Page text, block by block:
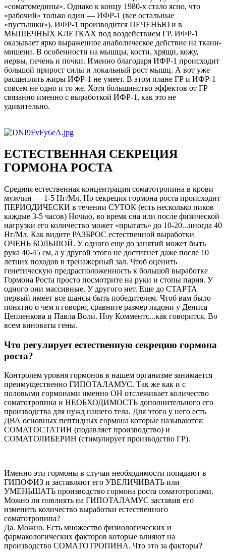
«соматомедины». Однако к концу 1980-х стало ясно, что
«рабочий» только один — ИФР-1 (все остальные
«пустышки»). ИФР-1 производится ПЕЧЕНЬЮ и в
МЫШЕЧНЫХ КЛЕТКАХ под воздействием ГР. ИФР-1
оказывает ярко выраженное анаболическое действие на ткани-
мишени. В особенности на мышцы, кости, хрящи, кожу,
нервы, печень и почки. Именно благодаря ИФР-1 происходит
большой прирост силы и локальный рост мышц. А вот уже
расщеплять жиры ИФР-1 не умеет. В этом плане ГР и ИФР-1
совсем не одно и то же. Хотя большинство эффектов от ГР
связанно именно с выработкой ИФР-1, как это не
удивительно.
ЕСТЕСТВЕННАЯ СЕКРЕЦИЯ
ГОРМОНА РОСТА
Средняя естественная концентрация соматотропина в крови
мужчин — 1-5 Нг/Мл. Но секреция гормона роста происходит
ПЕРИОДИЧЕСКИ в течении СУТОК (есть несколько пиков
каждые 3-5 часов) Ночью, во время сна или после физической
нагрузки его количество может «прыгать» до 10-20...иногда 40
Нг/Мл. Как видите РАЗБРОС естественной выработки
ОЧЕНЬ БОЛЬШОЙ. У одного еще до занятий может быть
рука 40-45 см, а у другой этого не достигнет даже после 10
летних походов в тренажерный зал. Чтоб оценить
генетическую предрасположенность к большой выработке
Гормона Роста просто посмотрите на руки и стопы парня. У
одного они массивные. У другого нет. Еще до СТАРТА
первый имеет все шансы быть победителем. Чтоб вам было
понятно о чем я говорю, сравните размер ладони у Дениса
Цепленкова и Павла Воли. Ноу Комментс...как говорится. Во
всем виноваты гены.
Что регулирует естественную секрецию гормона
роста?
Контролем уровня гормонов в нашем организме занимается
преимущественно ГИПОТАЛАМУС. Так же как и с
половыми гормонами именно ОН отслеживает количество
соматотропина и НЕОБХОДИМОСТЬ дополнительного его
производства для нужд нашего тела. Для этого у него есть
ДВА основных пептидных гормона которые называются:
СОМАТОСТАТИН (подавляет производство) и
СОМАТОЛИБЕРИН (стимулирует производство ГР).
Именно эти гормоны в случаи необходимости попадают в
ГИПОФИЗ и заставляют его УВЕЛИЧИВАТЬ или
УМЕНЬШАТЬ производство гормона роста соматотропами.
Можно ли повлиять на ГИПОТАЛАМУС заставив его
изменить количество выработки естественного
соматотропина?
Да. Можно. Есть множество физиологических и
фармакологических факторов которые влияют на
производство СОМАТОТРОПИНА. Что это за факторы?